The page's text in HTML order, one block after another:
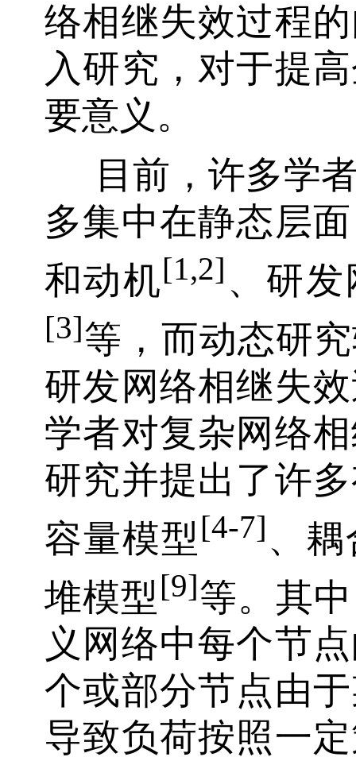
络相继失效过程
入研究，对于提
要意义。
目前，许多学
多集中在静态层
和动机[1,2] 、研
[3]等，而动态研
研发网络相继失
学者对复杂网络
研究并提出了许
容量模型 [4-7]、
堆模型 [9]等。其
义网络中每个节
个或部分节点由
导致负荷按照一